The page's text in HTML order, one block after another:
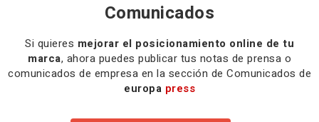
Comunicados
Si quieres mejorar el posicionamiento online de tu
marca, ahora puedes publicar tus notas de prensa o
comunicados de empresa en la sección de Comunicados de
europa press